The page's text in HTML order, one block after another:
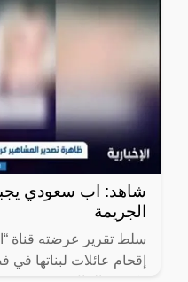
شاهد: اب سعودي
الجريمة
سلط تقرير عرضته قناة
إقحام عائلات لبناتها